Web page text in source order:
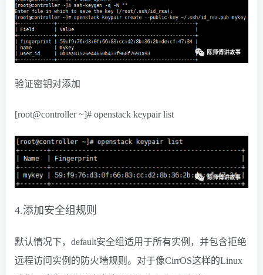
验证密钥对添加
[root@controller ~]# openstack keypair list
4.添加安全组规则
默认情况下，default安全组适用于所有实例，并包含拒绝
远程访问实例的防火墙规则。对于像CirrOS这样的Linux